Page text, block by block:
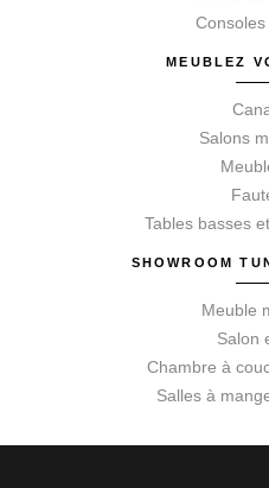
MEUBLEZ
Salons
Tables basses
SHOWROOM
Meuble
Salon
Chambre à
Salles à